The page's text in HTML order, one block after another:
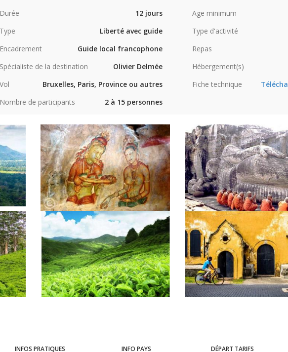
Durée
12 jours
Type
Liberté avec guide
Encadrement
Guide local francophone
Spécialiste de la destination
Olivier Delmée
Vol
Bruxelles, Paris, Province ou autres
Nombre de participants
2 à 15 personnes
Age minimum
Type d'activité
Repas
Hébergement(s)
Fiche technique
INFOS PRATIQUES INFO PAYS DÉPART TARIFS